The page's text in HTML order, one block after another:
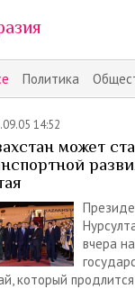
Политика
14:52
может
вчера
который